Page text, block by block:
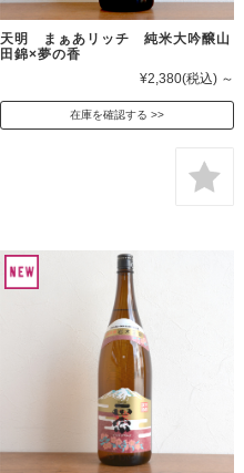
天明 まぁあリッチ 純米大吟醸山
田錦×夢の香
¥2,380(税込) ～
在庫を確認する